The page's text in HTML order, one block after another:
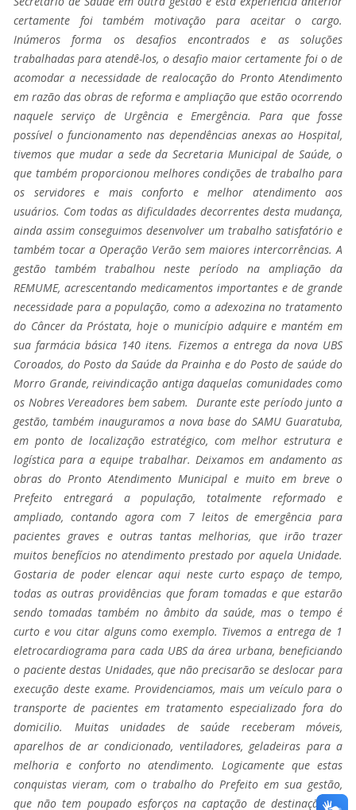
certamente foi também motivação para aceitar o cargo.
Inúmeros forma os desafios encontrados e as soluções
trabalhadas para atendê-los, o desafio maior certamente foi o de
acomodar a necessidade de realocação do Pronto Atendimento
em razão das obras de reforma e ampliação que estão ocorrendo
naquele serviço de Urgência e Emergência. Para que fosse
possível o funcionamento nas dependências anexas ao Hospital,
tivemos que mudar a sede da Secretaria Municipal de Saúde, o
que também proporcionou melhores condições de trabalho para
os servidores e mais conforto e melhor atendimento aos
usuários. Com todas as dificuldades decorrentes desta mudança,
ainda assim conseguimos desenvolver um trabalho satisfatório e
também tocar a Operação Verão sem maiores intercorrências. A
gestão também trabalhou neste período na ampliação da
REMUME, acrescentando medicamentos importantes e de grande
necessidade para a população, como a adexozina no tratamento
do Câncer da Próstata, hoje o município adquire e mantém em
sua farmácia básica 140 itens. Fizemos a entrega da nova UBS
Coroados, do Posto da Saúde da Prainha e do Posto de saúde do
Morro Grande, reivindicação antiga daquelas comunidades como
os Nobres Vereadores bem sabem. Durante este período junto a
gestão, também inauguramos a nova base do SAMU Guaratuba,
em ponto de localização estratégico, com melhor estrutura e
logística para a equipe trabalhar. Deixamos em andamento as
obras do Pronto Atendimento Municipal e muito em breve o
Prefeito entregará a população, totalmente reformado e
ampliado, contando agora com 7 leitos de emergência para
pacientes graves e outras tantas melhorias, que irão trazer
muitos benefícios no atendimento prestado por aquela Unidade.
Gostaria de poder elencar aqui neste curto espaço de tempo,
todas as outras providências que foram tomadas e que estarão
sendo tomadas também no âmbito da saúde, mas o tempo é
curto e vou citar alguns como exemplo. Tivemos a entrega de 1
eletrocardiograma para cada UBS da área urbana, beneficiando
o paciente destas Unidades, que não precisarão se deslocar para
execução deste exame. Providenciamos, mais um veículo para o
transporte de pacientes em tratamento especializado fora do
domicilio. Muitas unidades de saúde receberam móveis,
aparelhos de ar condicionado, ventiladores, geladeiras para a
melhoria e conforto no atendimento. Logicamente que estas
conquistas vieram, com o trabalho do Prefeito em sua gestão,
que não tem poupado esforços na captação de destinação de